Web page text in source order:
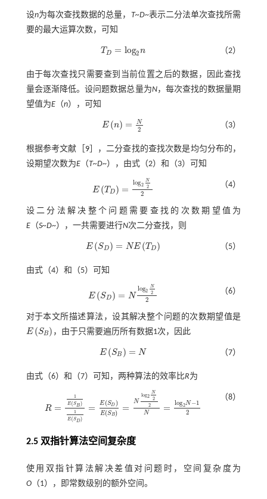
设n为每次查找数据的总量， T~D~表示二分法单次查找所需
要的最大运算次数，可知
T D = log2n
TD= log 2n （2）
由于每次查找只需要查到当前位置之后的数据，因此查找
量会逐渐降低。设问题数据总量为N，每次查找的数据量期
望值为E（n），可知
E (n) = N
2
En =N2 （3）
根据参考文献［ 9］，二分查找的查找次数是均匀分布的，
设期望次数为E（T~D~），由式（2） 和（3）可知
E (T D ) =
log2
N
2
2
ET D=lo g 2N 22
（4）
设二分法解决整个问题需要查找的次数期望值为
E（S~D~），一共需要进行N次二分查找，则
E (SD ) = N E (T D )
ES D=NE TD （5）
由式（4） 和（5）可知
E (SD ) = N
log2
N
2
2
ES D=Nl o g2 N22
（6）
对于本文所描述算法，设其解决整个问题的次数期望值是
E (SB )
ES B ，由于只需要遍历所有数据1次，因此
E (SB ) = N
ES B =N （7）
由式（6） 和（7）可知，两种算法的效率比R为
R =
1
E(SB )
1
E(SD)
= E(SD)
E(SB) =
N
log2
N
2
2
N = log2N −1
2
R= 1E SB1ESD =E DESB= Nlo g2N22N =lo g2N-12
（8）
2.5 双指针算法空间复杂度
使用双指针算法解决差值对问题时，空间复杂度为
O（1），即常数级别的额外空间。